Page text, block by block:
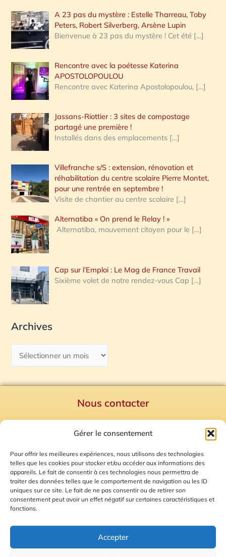
Gérer le consentement
Pour offrir les meilleures expériences, nous utilisons des technologies
telles que les cookies pour stocker et/ou accéder aux informations des
appareils. Le fait de consentir à ces technologies nous permettra de
traiter des données telles que le comportement de navigation ou les ID
uniques sur ce site. Le fait de ne pas consentir ou de retirer son
consentement peut avoir un effet négatif sur certaines caractéristiques et
fonctions.
Accepter
A 23 pas du mystère : Estelle Tharreau, Toby
Peters, Robert Silverberg, Arsène Lupin
Bienvenue à 23 pas du mystère ! Cet été […]
Rencontre avec la poétesse Katerina
APOSTOLOPOULOU
Rencontre avec Katerina Apostolopoulou, […]
Jassans-Riottier : 3 sites de compostage
partagé une première !
Installés dans des emplacements […]
Villefranche s/S : extension, rénovation et
réhabilitation du centre scolaire Pierre Montet,
pour une rentrée en septembre !
Visite de chantier au centre scolaire […]
Alternatiba « On prend le Relay ! »
Alternatiba, mouvement citoyen pour le […]
Cap sur l’Emploi : Le Mag de France Travail
Sixième volet de notre rendez-vous Cap […]
Archives
Nous contacter
Mentions Légales
Plan du site
Gestion des Cookies